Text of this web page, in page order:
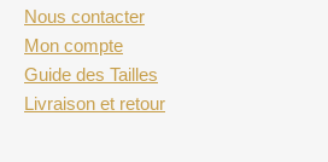
Nous contacter
Mon compte
Guide des Tailles
Livraison et retour